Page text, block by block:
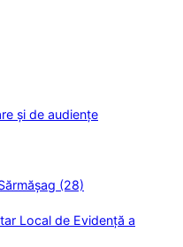
și de audiențe
(28)
Local de Evidență a